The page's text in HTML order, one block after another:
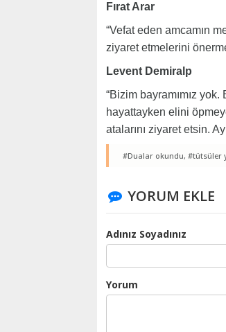
Fırat Arar
“Vefat eden amcamın
ziyaret etmelerini
Levent Demiralp
“Bizim bayramımız yok.
hayattayken elini
atalarını ziyaret etsin.
#Dualar okundu, #tütsüler
YORUM EKLE
Adınız Soyadınız
Yorum